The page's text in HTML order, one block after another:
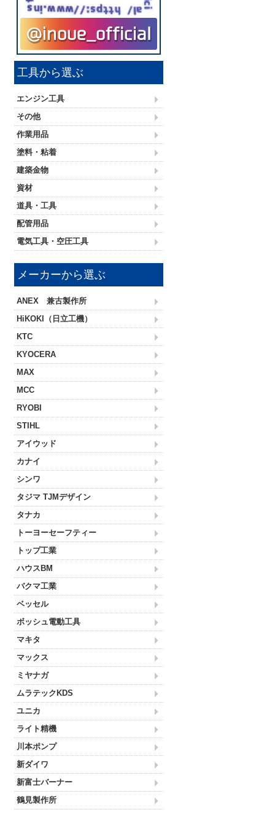
工具から選ぶ
エンジン工具
その他
作業用品
塗料・粘着
建築金物
資材
道具・工具
配管用品
電気工具・空圧工具
メーカーから選ぶ
ANEX 兼古製作所
HiKOKI（日立工機）
KTC
KYOCERA
MAX
MCC
RYOBI
STIHL
アイウッド
カナイ
シンワ
タジマ TJMデザイン
タナカ
トーヨーセーフティー
トップ工業
ハウスBM
バクマ工業
ベッセル
ボッシュ電動工具
マキタ
マックス
ミヤナガ
ムラテックKDS
ユニカ
ライト精機
川本ポンプ
新ダイワ
新富士バーナー
鶴見製作所